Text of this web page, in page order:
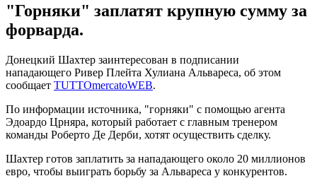
"Горняки" заплатят крупную сумму за
форварда.
Донецкий Шахтер заинтересован в подписании
нападающего Ривер Плейта Хулиана Альвареса, об этом
сообщает TUTTOmercatoWEB.
По информации источника, "горняки" с помощью агента
Эдоардо Црняра, который работает с главным тренером
команды Роберто Де Дерби, хотят осуществить сделку.
Шахтер готов заплатить за нападающего около 20 миллионов
евро, чтобы выиграть борьбу за Альвареса у конкурентов.